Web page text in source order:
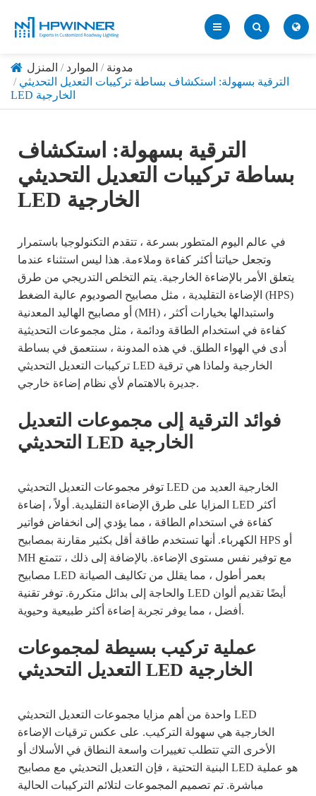
المنزل الموارد
مدونة
الترقية بسهولة: استكشاف بساطة تركيبات التعديل التحديثي
LED الخارجية
الترقية بسهولة: استكشاف
بساطة تركيبات التعديل التحديثي
LED الخارجية
في عالم اليوم المتطور بسرعة ، تتقدم التكنولوجيا باستمرار
وتجعل حياتنا أكثر كفاءة وملاءمة. هذا ليس استثناء عندما
يتعلق الأمر بالإضاءة الخارجية. يتم التخلص التدريجي من طرق
الإضاءة التقليدية ، مثل مصابيح الصوديوم عالية الضغط (HPS)
أو مصابيح الهاليد المعدنية (MH) ، واستبدالها بخيارات أكثر
كفاءة في استخدام الطاقة ودائمة ، مثل مجموعات التحديثية
أدى في الهواء الطلق. في هذه المدونة ، سنتعمق في بساطة
تركيبات التعديل التحديثي LED الخارجية ولماذا هي ترقية
جديرة بالاهتمام لأي نظام إضاءة خارجي.
فوائد الترقية إلى مجموعات التعديل
التحديثي LED الخارجية
توفر مجموعات التعديل التحديثي LED الخارجية العديد من
المزايا على طرق الإضاءة التقليدية. أولاً ، إضاءة LED أكثر
كفاءة في استخدام الطاقة ، مما يؤدي إلى انخفاض فواتير
الكهرباء. أنها تستخدم طاقة أقل بكثير مقارنة بمصابيح HPS أو
MH مع توفير نفس مستوى الإضاءة. بالإضافة إلى ذلك ، تتمتع
مصابيح LED بعمر أطول ، مما يقلل من تكاليف الصيانة
والحاجة إلى بدائل متكررة. توفر تقنية LED أيضًا تقديم ألوان
أفضل ، مما يوفر تجربة إضاءة أكثر طبيعية وحيوية.
عملية تركيب بسيطة لمجموعات
التعديل التحديثي LED الخارجية
واحدة من أهم مزايا مجموعات التعديل التحديثي LED
الخارجية هي سهولة التركيب. على عكس ترقيات الإضاءة
الأخرى التي تتطلب تغييرات واسعة النطاق في الأسلاك أو
البنية التحتية ، فإن التعديل التحديثي مع مصابيح LED هو عملية
مباشرة. تم تصميم المجموعات لتلائم التركيبات الحالية